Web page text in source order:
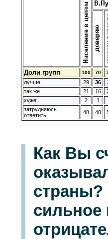
Доли групп 100 70
лучше 29 36
так же
21 16
хуже
2 1
затрудняюсь
ответить
48 48
Как Вы
страны?
сильное